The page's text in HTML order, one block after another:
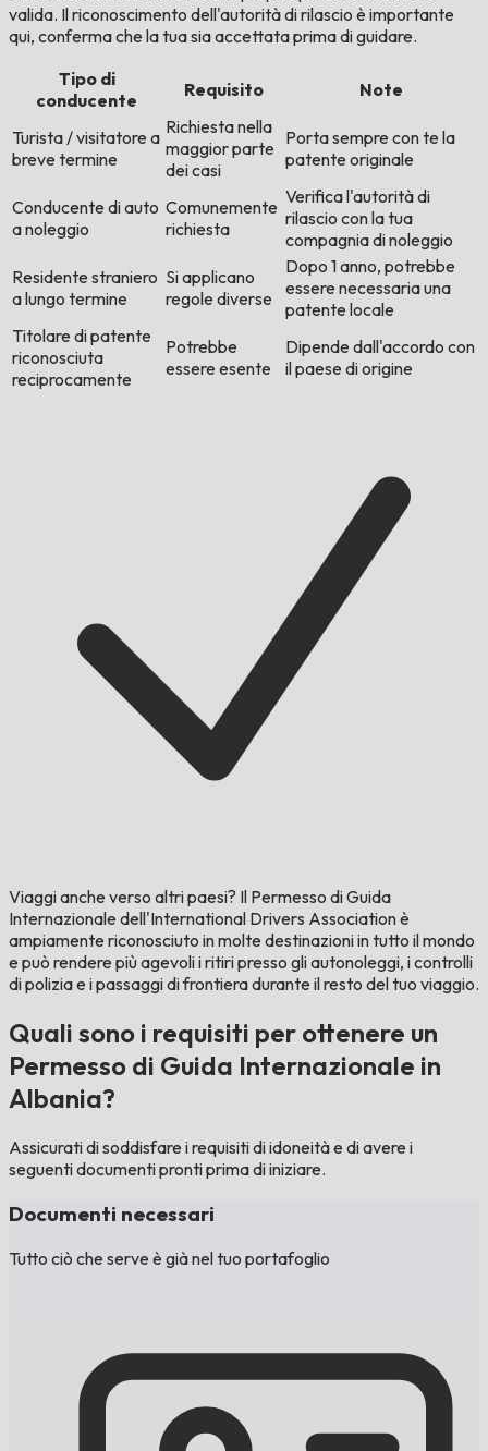
valida. Il riconoscimento dell'autorità di rilascio è importante
qui, conferma che la tua sia accettata prima di guidare.
Tipo di
conducente
Requisito Note
Turista / visitatore a
breve termine
Richiesta nella
maggior parte
dei casi
Porta sempre con te la
patente originale
Conducente di auto
a noleggio
Comunemente
richiesta
Verifica l'autorità di
rilascio con la tua
compagnia di noleggio
Residente straniero
a lungo termine
Si applicano
regole diverse
Dopo 1 anno, potrebbe
essere necessaria una
patente locale
Titolare di patente
riconosciuta
reciprocamente
Potrebbe
essere esente
Dipende dall'accordo con
il paese di origine
Viaggi anche verso altri paesi? Il Permesso di Guida
Internazionale dell'International Drivers Association è
ampiamente riconosciuto in molte destinazioni in tutto il mondo
e può rendere più agevoli i ritiri presso gli autonoleggi, i controlli
di polizia e i passaggi di frontiera durante il resto del tuo viaggio.
Quali sono i requisiti per ottenere un
Permesso di Guida Internazionale in
Albania?
Assicurati di soddisfare i requisiti di idoneità e di avere i
seguenti documenti pronti prima di iniziare.
Documenti necessari
Tutto ciò che serve è già nel tuo portafoglio